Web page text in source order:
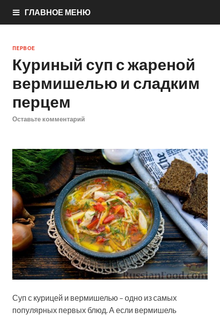
ГЛАВНОЕ МЕНЮ
ПЕРВОЕ
Куриный суп с жареной
вермишелью и сладким
перцем
Оставьте комментарий
Суп с курицей и вермишелью – одно из самых
популярных первых блюд. А если вермишель